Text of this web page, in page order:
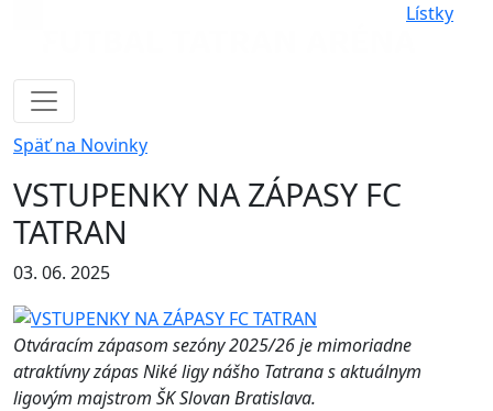
Lístky
Späť na Novinky
VSTUPENKY NA ZÁPASY FC
TATRAN
03. 06. 2025
Otváracím zápasom sezóny 2025/26 je mimoriadne
atraktívny zápas Niké ligy nášho Tatrana s aktuálnym
ligovým majstrom ŠK Slovan Bratislava.